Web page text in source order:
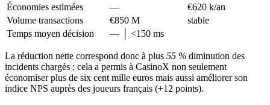
Économies estimées
—
€620 k/an
Volume transactions
€850 M
stable
Temps moyen décision
— │ <150 ms
La réduction nette correspond donc à plus 55 % diminution des
incidents chargés ; cela a permis à CasinoX non seulement
économiser plus de six cent mille euros mais aussi améliorer son
indice NPS auprès des joueurs français (+12 points).